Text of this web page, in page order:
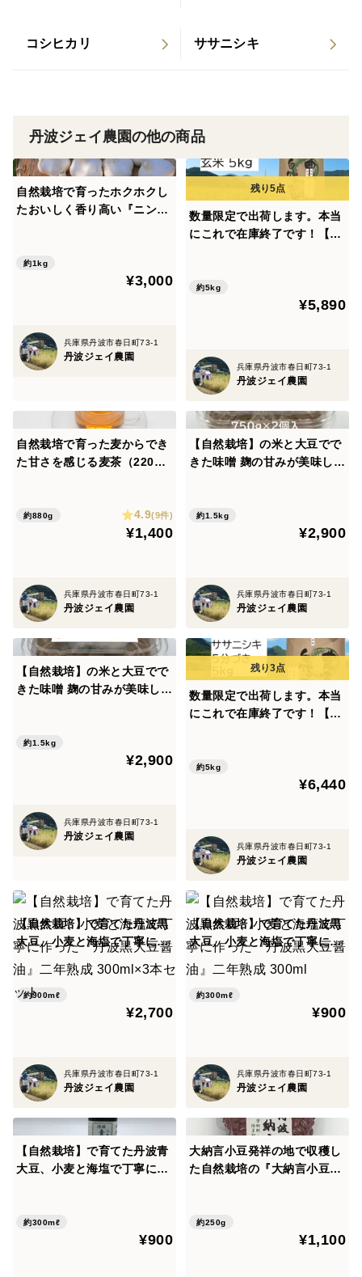
コシヒカリ ササニシキ
丹波ジェイ農園の他の商品
自然栽培で育ったホクホクし
たおいしく香り高い『ニンニ
約1kg
¥3,000
兵庫県丹波市春日町73-1
丹波ジェイ農園
数量限定で出荷します。本当
にこれで在庫終了です！【20
約5kg
¥5,890
兵庫県丹波市春日町73-1
丹波ジェイ農園
自然栽培で育った麦からでき
た甘さを感じる麦茶（220g
約880g 4.9(9件)
¥1,400
兵庫県丹波市春日町73-1
丹波ジェイ農園
【自然栽培】の米と大豆でで
きた味噌 麹の甘みが美味しい
約1.5kg
¥2,900
兵庫県丹波市春日町73-1
丹波ジェイ農園
【自然栽培】の米と大豆でで
きた味噌 麹の甘みが美味しい
約1.5kg
¥2,900
兵庫県丹波市春日町73-1
丹波ジェイ農園
数量限定で出荷します。本当
にこれで在庫終了です！【20
約5kg
¥6,440
兵庫県丹波市春日町73-1
丹波ジェイ農園
【自然栽培】で育てた丹波黒
大豆、小麦と海塩で丁寧に作
熟成 300ml×3本セット
約900mℓ
¥2,700
兵庫県丹波市春日町73-1
丹波ジェイ農園
【自然栽培】で育てた丹波黒
大豆、小麦と海塩で丁寧に作
熟成 300ml
約300mℓ
¥900
兵庫県丹波市春日町73-1
丹波ジェイ農園
【自然栽培】で育てた丹波青
大豆、小麦と海塩で丁寧に作
約300mℓ
¥900
大納言小豆発祥の地で収穫し
た自然栽培の『大納言小豆』
約250g
¥1,100